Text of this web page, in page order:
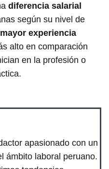
diferencia salarial
según su nivel de
mayor experiencia
alto en comparación
en la profesión o
apasionado con un
ámbito laboral peruano.